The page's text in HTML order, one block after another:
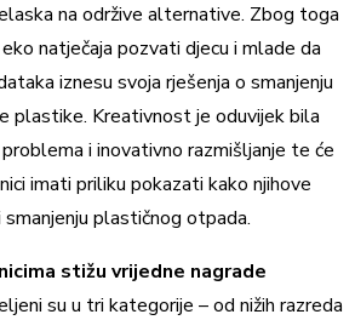
na održive alternative. Zbog toga
natječaja pozvati djecu i mlade da
iznesu svoja rješenja o smanjenju
plastike. Kreativnost je oduvijek bila
i inovativno razmišljanje te će
imati priliku pokazati kako njihove
plastičnog otpada.
stižu vrijedne nagrade
su u tri kategorije – od nižih razreda